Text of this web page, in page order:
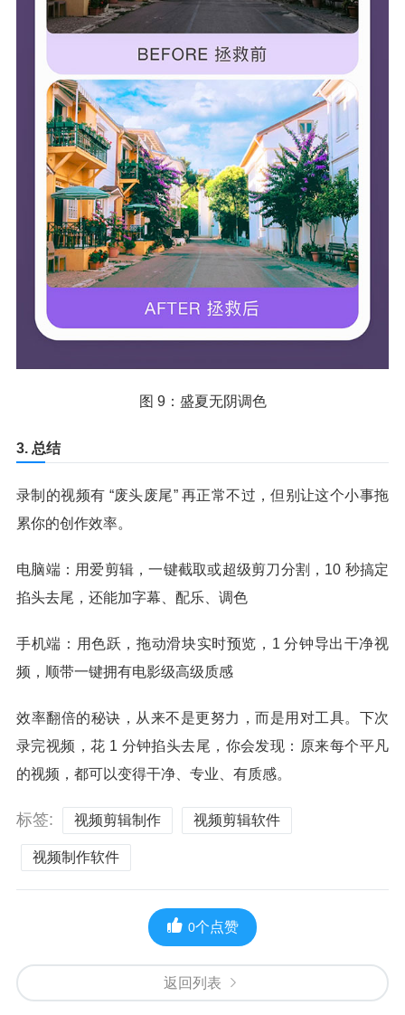
图 9：盛夏无阴调色
3. 总结
录制的视频有 “废头废尾” 再正常不过，但别让这个小事拖
累你的创作效率。
电脑端：用爱剪辑，一键截取或超级剪刀分割，10 秒搞定
掐头去尾，还能加字幕、配乐、调色
手机端：用色跃，拖动滑块实时预览，1 分钟导出干净视
频，顺带一键拥有电影级高级质感
效率翻倍的秘诀，从来不是更努力，而是用对工具。下次
录完视频，花 1 分钟掐头去尾，你会发现：原来每个平凡
的视频，都可以变得干净、专业、有质感。
标签: 视频剪辑制作 视频剪辑软件
视频制作软件
0个点赞
返回列表